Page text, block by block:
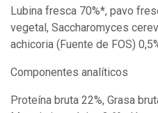
Lubina fresca 70%*, pavo
vegetal, Saccharomyces
achicoria (Fuente de FOS)
Componentes analíticos
Proteína bruta 22%, Grasa